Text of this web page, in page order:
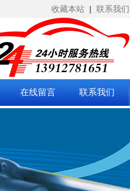
收藏本站 | 联系我们
在线留言 联系我们